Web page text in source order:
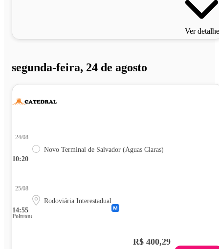
Ver
segunda-feira, 24 de agosto
10:20
24/08
Novo Terminal de Salvador (Águas Claras)
14:55
25/08
Rodoviária Interestadual
Poltrona
R$ 400,29